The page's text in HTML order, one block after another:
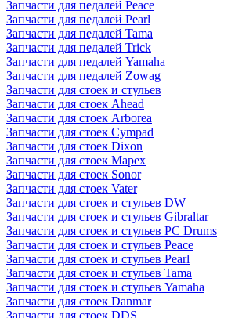
Запчасти для педалей Peace
Запчасти для педалей Pearl
Запчасти для педалей Tama
Запчасти для педалей Trick
Запчасти для педалей Yamaha
Запчасти для педалей Zowag
Запчасти для стоек и стульев
Запчасти для стоек Ahead
Запчасти для стоек Arborea
Запчасти для стоек Cympad
Запчасти для стоек Dixon
Запчасти для стоек Mapex
Запчасти для стоек Sonor
Запчасти для стоек Vater
Запчасти для стоек и стульев DW
Запчасти для стоек и стульев Gibraltar
Запчасти для стоек и стульев PC Drums
Запчасти для стоек и стульев Peace
Запчасти для стоек и стульев Pearl
Запчасти для стоек и стульев Tama
Запчасти для стоек и стульев Yamaha
Запчасти для стоек Danmar
Запчасти для стоек DDS